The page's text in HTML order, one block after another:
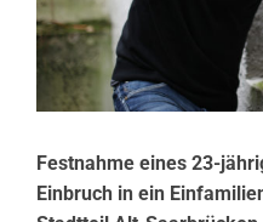
Festnahme eines 23-
Einbruch in ein